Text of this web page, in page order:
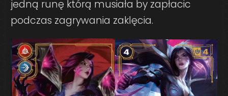
jedną runę którą musiała by zapłacic
podczas zagrywania zaklęcia.